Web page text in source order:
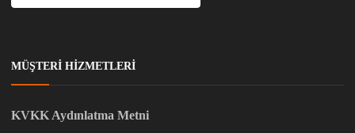
MÜŞTERI HIZMETLERI
KVKK Aydınlatma Metni